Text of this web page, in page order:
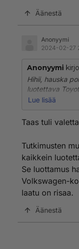
Äänestä
Anonyymi
2024-02-27
Anonyymi
Hihii, hauska
luotettava
legenda elää
Lue lisää
Taas tuli
Tutkimusten
kaikkein
Se luottamus
Volkswagen-
laatu on risaa.
Äänestä